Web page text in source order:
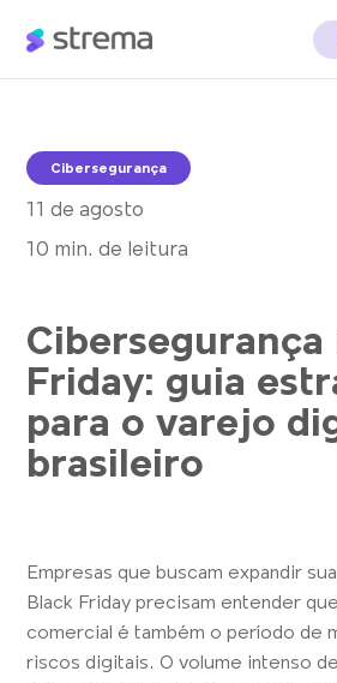
Cibersegurança
11 de agosto
10 min. de leitura
Cibersegurança
Friday: guia
para o varejo
brasileiro
Empresas que buscam expandir
Black Friday precisam entender
comercial é também o período de
riscos digitais. O volume intenso